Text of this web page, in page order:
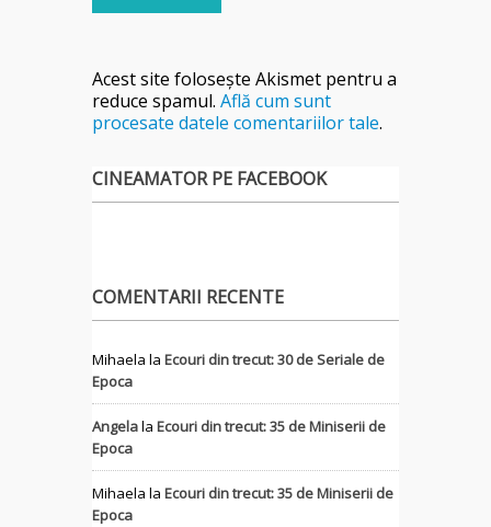
Acest site folosește Akismet pentru a
reduce spamul. Află cum sunt
procesate datele comentariilor tale.
CINEAMATOR PE FACEBOOK
COMENTARII RECENTE
Mihaela la Ecouri din trecut: 30 de Seriale de
Epoca
Angelala Ecouri din trecut: 35 de Miniserii de
Epoca
Mihaela la Ecouri din trecut: 35 de Miniserii de
Epoca